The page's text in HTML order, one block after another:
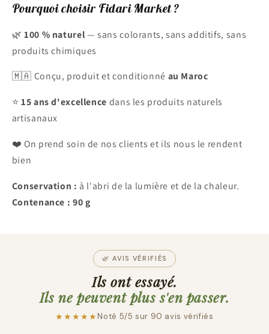
Pourquoi choisir Fidari Market ?
🌿100 % naturel— sans colorants, sans additifs, sans
produits chimiques
🇲🇦 Conçu, produit et conditionné au Maroc
⭐15 ans d'excellence dans les produits naturels
artisanaux
❤️ On prend soin de nos clients et ils nous le rendent
bien
Conservation : à l'abri de la lumière et de la chaleur.
Contenance : 90 g
🌿 AVIS VÉRIFIÉS
Ils ont essayé.
Ils ne peuvent plus s'en passer.
★★★★★Noté 5/5 sur 90 avis vérifiés